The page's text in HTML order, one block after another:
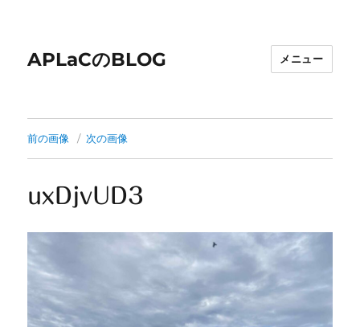
APLaCのBLOG メニュー
前の画像 次の画像
uxDjvUD3